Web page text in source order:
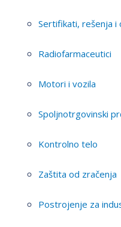
Sertifikati, rešenja i
Radiofarmaceutici
Motori i vozila
Spoljnotrgovinski
Kontrolno telo
Zaštita od zračenja
Postrojenje za